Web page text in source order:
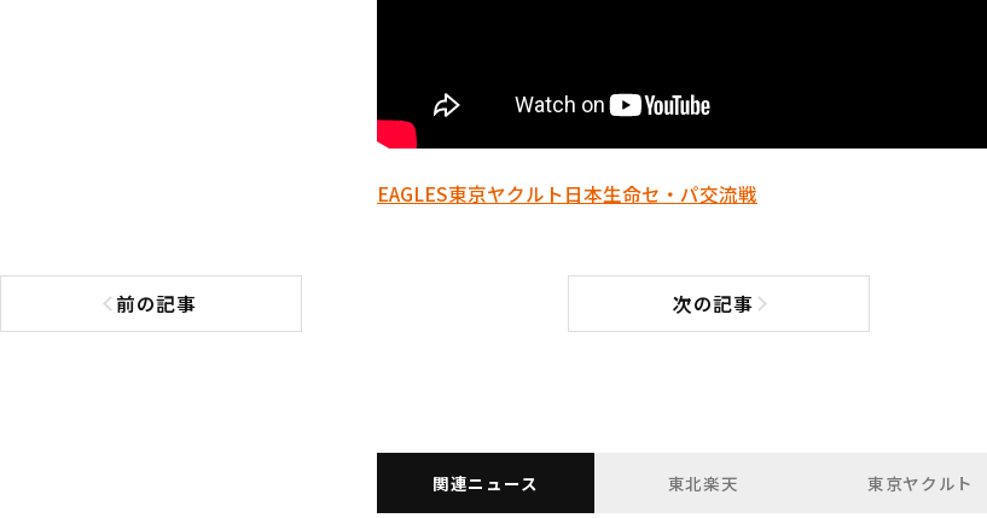
EAGLES東京ヤクルト日本生命セ・パ交流戦
前の記事
前の記事へ 次の記事次の記事へ
関連ニュース 東北楽天 東京ヤクルト